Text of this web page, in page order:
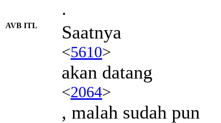
.
AVB ITL Saatnya
<5610>
akan datang
<2064>
, malah sudah pun